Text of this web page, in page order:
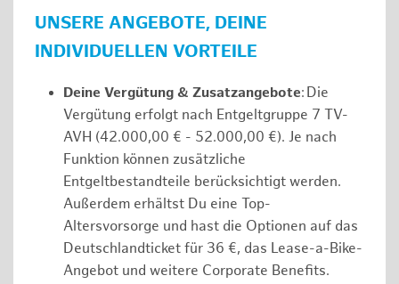
UNSERE ANGEBOTE, DEINE
INDIVIDUELLEN VORTEILE
Deine Vergütung & Zusatzangebote: Die
Vergütung erfolgt nach Entgeltgruppe 7 TV-
AVH (42.000,00 € - 52.000,00 €). Je nach
Funktion können zusätzliche
Entgeltbestandteile berücksichtigt werden.
Außerdem erhältst Du eine Top-
Altersvorsorge und hast die Optionen auf das
Deutschlandticket für 36 €, das Lease-a-Bike-
Angebot und weitere Corporate Benefits.